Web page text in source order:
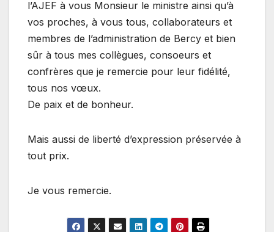
l’AJEF à vous Monsieur le ministre ainsi qu’à
vos proches, à vous tous, collaborateurs et
membres de l’administration de Bercy et bien
sûr à tous mes collègues, consoeurs et
confrères que je remercie pour leur fidélité,
tous nos vœux.
De paix et de bonheur.
Mais aussi de liberté d’expression préservée à
tout prix.
Je vous remercie.